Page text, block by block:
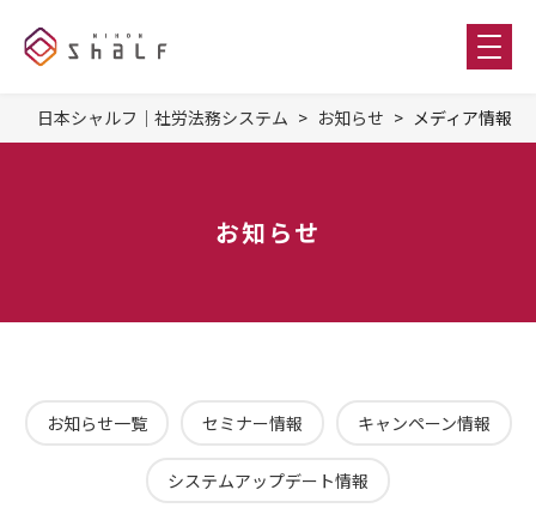
日本シャルフ｜社労法務システム お知らせ メディア情報
お知らせ
お知らせ一覧 セミナー情報 キャンペーン情報
システムアップデート情報